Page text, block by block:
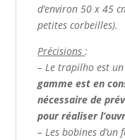
d’environ 50 x 45
petites corbeilles).
Précisions:
– Le trapilho est
gamme est en
nécessaire de
pour réaliser
– Les bobines